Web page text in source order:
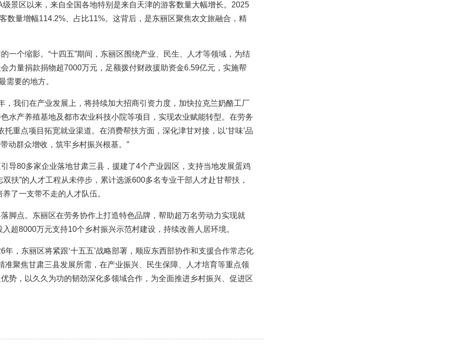
区以来，来自全国各地特别是来自天津的游客数量大幅增长。2025
数量增幅114.2%、占比11%。这背后，是东丽区聚焦农文旅融合，精
个缩影。“十四五”期间，东丽区围绕产业、民生、人才等领域，为结
力量捐款捐物超7000万元，足额拨付财政援助资金6.59亿元，实施帮
需要的地方。
我们在产业发展上，将持续加大招商引资力度，加快拉克兰奶酪工厂
水产养殖基地及都市农业科技小院等项目，实现农业赋能转型。在劳务
托重点项目拓宽就业渠道。在消费帮扶方面，深化津甘对接，以‘甘味’品
动群众增收，筑牢乡村振兴根基。”
80多家企业落地甘肃三县，援建了4个产业园区，支持当地发展蛋鸡
扶”的人才工程从未停步，累计选派600多名专业干部人才赴甘帮扶，
了一支带不走的人才队伍。
点。东丽区在劳务协作上打造特色品牌，帮助超万名劳动力实现就
入超8000万元支持10个乡村振兴示范村建设，持续改善人居环境。
，东丽区将紧跟‘十五五’战略部署，顺应东西部协作和支援合作常态化
准聚焦甘肃三县发展所需，在产业振兴、民生保障、人才培育等重点领
势，以久久为功的韧劲深化多领域合作，为全面推进乡村振兴、促进区